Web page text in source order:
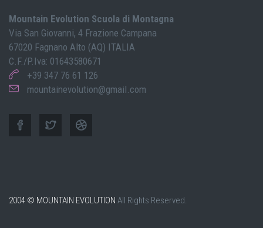
Mountain Evolution Scuola di Montagna
Via San Giovanni, 4 Frazione Campana
67020 Fagnano Alto (AQ) ITALIA
C.F./P.Iva: 01643580671
+39 347 76 61 126
mountainevolution@gmail.com
2004 © MOUNTAIN EVOLUTION All Rights Reserved.